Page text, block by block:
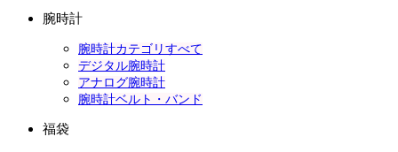
腕時計
腕時計カテゴリすべて
デジタル腕時計
アナログ腕時計
腕時計ベルト・バンド
福袋